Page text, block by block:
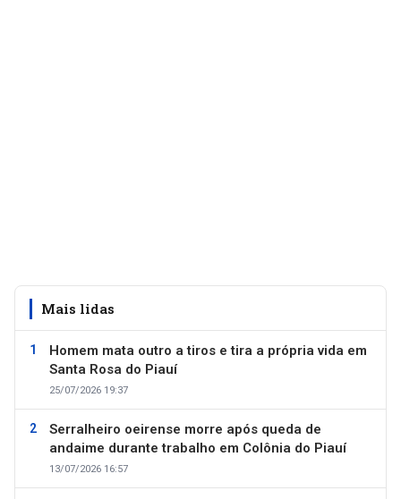
Mais lidas
Homem mata outro a tiros e tira a própria vida em
Santa Rosa do Piauí
25/07/2026 19:37
Serralheiro oeirense morre após queda de
andaime durante trabalho em Colônia do Piauí
13/07/2026 16:57